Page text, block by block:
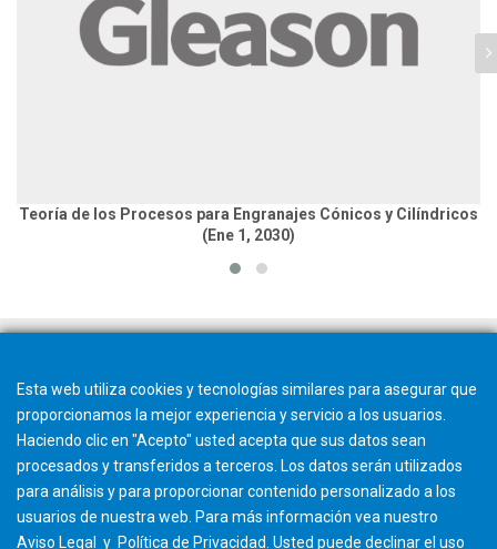
Teoría de los Procesos para Engranajes Cónicos y Cilíndricos
(Ene 1, 2030)
Esta web utiliza cookies y tecnologías similares para asegurar que
proporcionamos la mejor experiencia y servicio a los usuarios.
Haciendo clic en "Acepto" usted acepta que sus datos sean
procesados y transferidos a terceros. Los datos serán utilizados
para análisis y para proporcionar contenido personalizado a los
usuarios de nuestra web. Para más información vea nuestro
Aviso Legal
y Política de Privacidad . Usted puede declinarel uso